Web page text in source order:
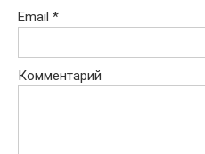
Email *
Комментарий